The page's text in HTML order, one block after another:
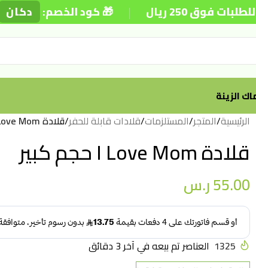
250 ريال | 🎁 كود الخصم: دكان |
الزينة
الرئيسية/المتجر/المستلزمات/قلادات قابلة للحفر/قلادة I Love Mom حجم كبير
قلادة I Love Mom حجم كبير
55.00ر.س
1325 العناصر تم بيعه في آخر 3 دقائق